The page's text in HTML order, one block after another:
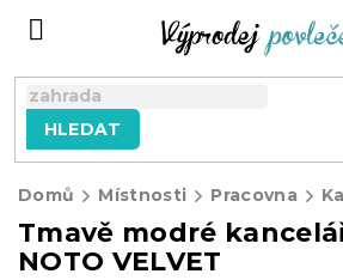
HLEDAT
Domů Místnosti Pracovna
Tmavě modré
NOTO VELVET